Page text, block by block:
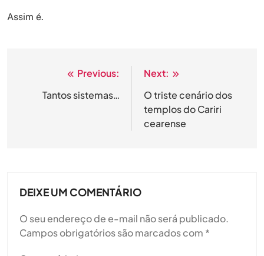
Assim é.
NavegaçãoPrevious:
Tantos sistemas…
Next:
O triste cenário dos
templos do Cariri
cearense
DEIXE UM COMENTÁRIO
O seu endereço de e-mail não será publicado.
Campos obrigatórios são marcados com *